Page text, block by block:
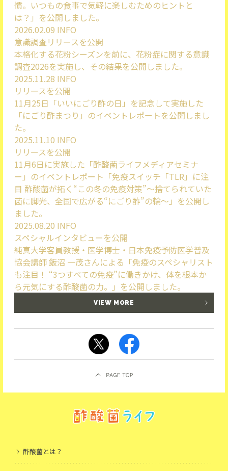
慣。いつもの食事で気軽に楽しむためのヒントと
は？」を公開しました。
2026.02.09 INFO
意識調査リリースを公開
本格化する花粉シーズンを前に、花粉症に関する意識
調査2026を実施し、その結果を公開しました。
2025.11.28 INFO
リリースを公開
11月25日「いいにごり酢の日」を記念して実施した
「にごり酢まつり」のイベントレポートを公開しまし
た。
2025.11.10 INFO
リリースを公開
11月6日に実施した「酢酸菌ライフメディアセミナ
ー」のイベントレポート「免疫スイッチ「TLR」に注
目 酢酸菌が拓く“この冬の免疫対策”～捨てられていた
菌に脚光、全国で広がる“にごり酢”の輪～」を公開し
ました。
2025.08.20 INFO
スペシャルインタビューを公開
純真大学客員教授・医学博士・日本免疫予防医学普及
協会講師 飯沼 一茂さんによる「免疫のスペシャリスト
も注目！ “3つすべての免疫”に働きかけ、体を根本か
ら元気にする酢酸菌の力。」を公開しました。
VIEW MORE
酢酸菌とは？